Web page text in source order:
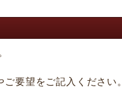
要望をご記入ください。